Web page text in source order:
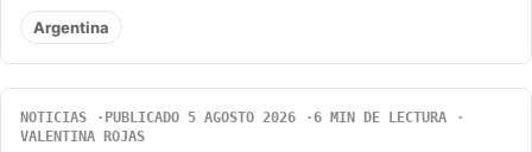
Argentina
NOTICIAS PUBLICADO 5 AGOSTO 2026
6 MIN DE LECTURA
VALENTINA ROJAS